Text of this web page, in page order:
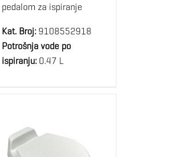
pedalom za ispiranje
Kat. Broj:9108552918
Potrošnja vode po
ispiranju:0.47 L